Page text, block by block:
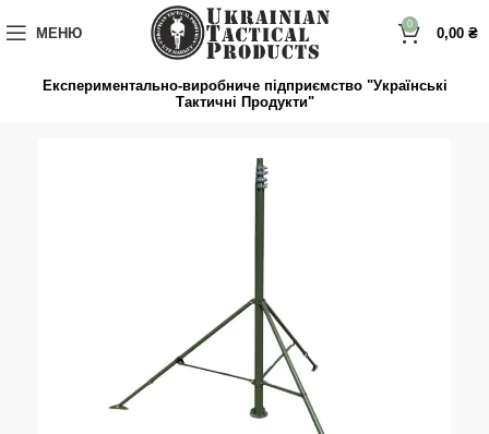
вмістуМЕНЮ
0
0,00 ₴
Експериментально-виробниче підприємство "Українські
Тактичні Продукти"